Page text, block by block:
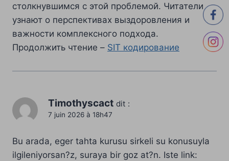
столкнувшимся с этой проблемой. Читатели
узнают о перспективах выздоровления и
важности комплексного подхода.
Продолжить чтение – SIT кодирование
Timothyscact dit :
7 juin 2026 à 18h47
Bu arada, eger tahta kurusu sirkeli su konusuyla
ilgileniyorsan?z, suraya bir goz at?n. Iste link: